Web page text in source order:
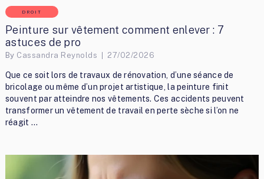
DROIT
Peinture sur vêtement comment enlever : 7
astuces de pro
By Cassandra Reynolds 27/02/2026
Que ce soit lors de travaux de rénovation, d’une séance de
bricolage ou même d’un projet artistique, la peinture finit
souvent par atteindre nos vêtements. Ces accidents peuvent
transformer un vêtement de travail en perte sèche si l’on ne
réagit …